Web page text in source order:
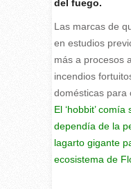
del fuego.
Las marcas de
en estudios
más a procesos
incendios
domésticas para
El ‘hobbit’
dependía de la
lagarto gigante
ecosistema de